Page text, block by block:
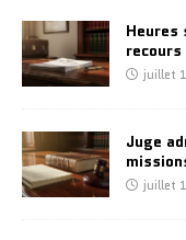
Heures
juillet
Juge
juillet